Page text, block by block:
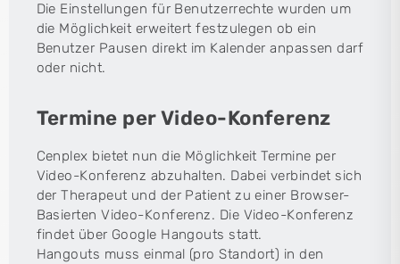
Die Einstellungen für Benutzerrechte wurden um
die Möglichkeit erweitert festzulegen ob ein
Benutzer Pausen direkt im Kalender anpassen darf
oder nicht.
Termine per Video-Konferenz
Cenplex bietet nun die Möglichkeit Termine per
Video-Konferenz abzuhalten. Dabei verbindet sich
der Therapeut und der Patient zu einer Browser-
Basierten Video-Konferenz. Die Video-Konferenz
findet über Google Hangouts statt.
Hangouts muss einmal (pro Standort) in den